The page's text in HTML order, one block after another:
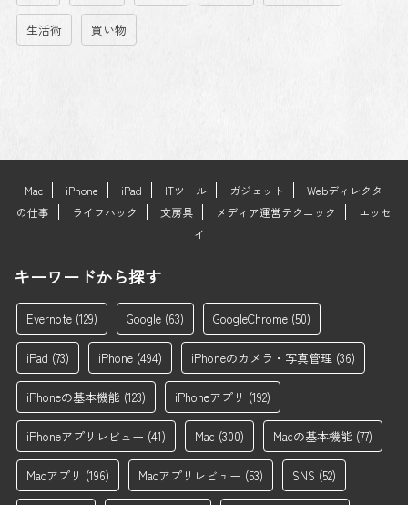
生活術 買い物
Mac iPhone iPad ITツール ガジェット
Webディレクター
の仕事
ライフハック 文房具 メディア運営テクニック
エッセ
イ
キーワードから探す
Evernote (129) Google (63) GoogleChrome (50)
iPad (73) iPhone (494) iPhoneのカメラ・写真管理 (36)
iPhoneの基本機能 (123) iPhoneアプリ (192)
iPhoneアプリレビュー (41) Mac (300) Macの基本機能 (77)
Macアプリ (196) Macアプリレビュー (53) SNS (52)